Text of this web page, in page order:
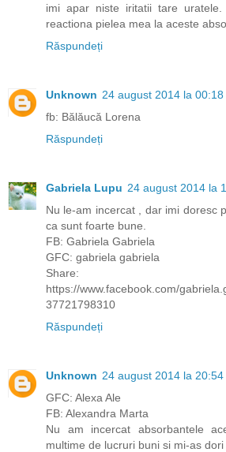
imi apar niste iritatii tare
reactiona pielea mea la aceste
Răspundeți
Unknown 24 august 2014 la 00:18
fb: Bălăucă Lorena
Răspundeți
Gabriela Lupu 24 august 2014 la
Nu le-am incercat , dar imi doresc
ca sunt foarte bune.
FB: Gabriela Gabriela
GFC: gabriela gabriela
Share:
https://www.facebook.com/
37721798310
Răspundeți
Unknown 24 august 2014 la 20:54
GFC: Alexa Ale
FB: Alexandra Marta
Nu am incercat absorbantele
multime de lucruri buni si mi-as dori